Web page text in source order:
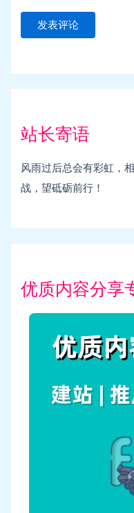
站长寄语
风雨过后总会有彩虹，
战，望砥砺前行！
优质内容分享